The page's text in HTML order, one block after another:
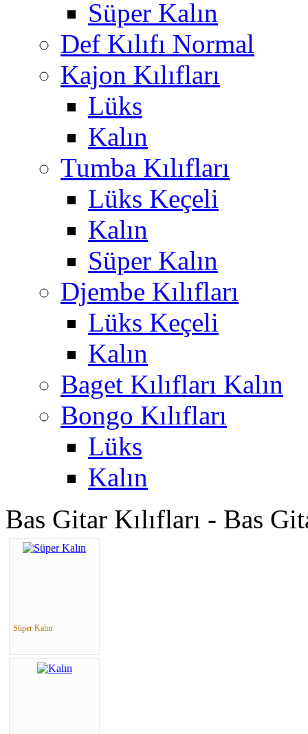
Süper Kalın
Def Kılıfı Normal
Kajon Kılıfları
Lüks
Kalın
Tumba Kılıfları
Lüks Keçeli
Kalın
Süper Kalın
Djembe Kılıfları
Lüks Keçeli
Kalın
Baget Kılıfları Kalın
Bongo Kılıfları
Lüks
Kalın
Bas Gitar Kılıfları - Bas
Süper Kalın